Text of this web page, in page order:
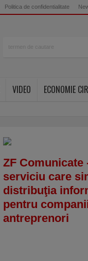
Politica de confidentialitate
VIDEO
ECONOMIE
ZF Comunicate
serviciu care
distribuţia
pentru
antreprenori